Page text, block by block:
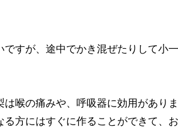
すが、途中でかき混ぜたりして小一
喉の痛みや、呼吸器に効用がありま
方にはすぐに作ることができて、お